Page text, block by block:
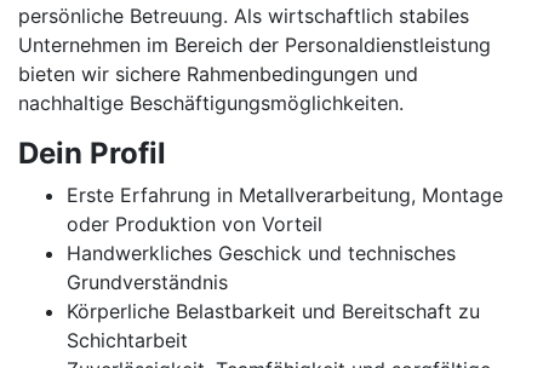
persönliche Betreuung. Als wirtschaftlich stabiles
Unternehmen im Bereich der Personaldienstleistung
bieten wir sichere Rahmenbedingungen und
nachhaltige Beschäftigungsmöglichkeiten.
Dein Profil
Erste Erfahrung in Metallverarbeitung, Montage
oder Produktion von Vorteil
Handwerkliches Geschick und technisches
Grundverständnis
Körperliche Belastbarkeit und Bereitschaft zu
Schichtarbeit